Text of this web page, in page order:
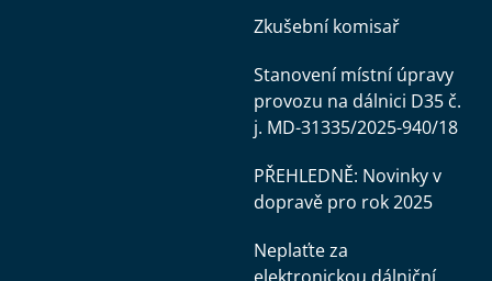
Zkušební komisař
Stanovení místní úpravy
provozu na dálnici D35 č.
j. MD-31335/2025-940/18
PŘEHLEDNĚ: Novinky v
dopravě pro rok 2025
Neplaťte za